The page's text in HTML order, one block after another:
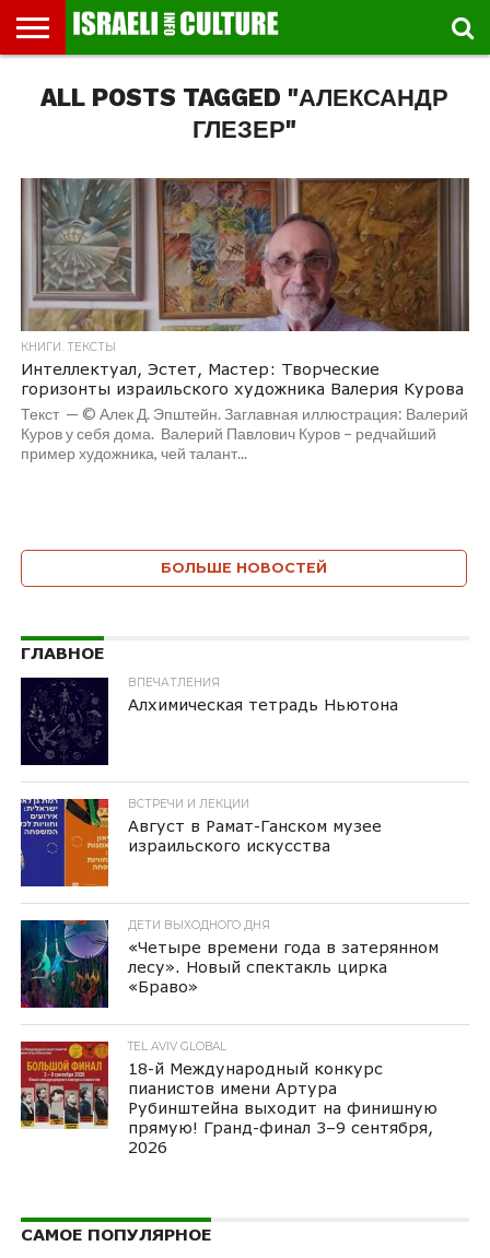
МУЗЕИ
СТРАНА
ФЕСТИВАЛЕЙ
ТЕАТР
КНИГИ.
ТЕКСТЫ
МУЗЫКА
РЕЛИГИЯ/
ИСТОРИЯ
ДВИЖЕНИЕ
ДЕТИ
ВЫХОДНОГО
МАРШРУТЫ
ПРОГУЛЬЩИКА
ВИДЕО-
РЕЧИ
ВПЕЧАТЛЕНИЯ
ВСТРЕЧИ
И
ИНТЕРВЬЮ
КИНО
TEL
AVIV
ALL POSTS TAGGED "АЛЕКСАНДР
ГЛЕЗЕР"
КНИГИ. ТЕКСТЫ
Интеллектуал, Эстет, Мастер: Творческие
горизонты израильского художника Валерия Курова
Текст — © Алек Д. Эпштейн. Заглавная иллюстрация: Валерий
Куров у себя дома. Валерий Павлович Куров – редчайший
пример художника, чей талант...
БОЛЬШЕ НОВОСТЕЙ
ГЛАВНОЕ
ВПЕЧАТЛЕНИЯ
Алхимическая тетрадь Ньютона
ВСТРЕЧИ И ЛЕКЦИИ
Август в Рамат-Ганском музее
израильского искусства
ДЕТИ ВЫХОДНОГО ДНЯ
«Четыре времени года в затерянном
лесу». Новый спектакль цирка
«Браво»
TEL AVIV GLOBAL
18-й Международный конкурс
пианистов имени Артура
Рубинштейна выходит на финишную
прямую! Гранд-финал 3–9 сентября,
2026
САМОЕ ПОПУЛЯРНОЕ